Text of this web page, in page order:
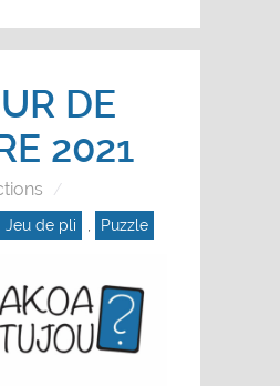
DE
2021
Jeu de pli Puzzle